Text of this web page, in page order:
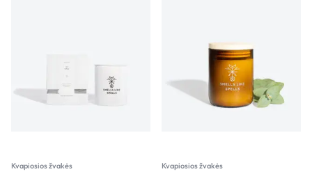
Kvapiosios žvakės Kvapiosios žvakės